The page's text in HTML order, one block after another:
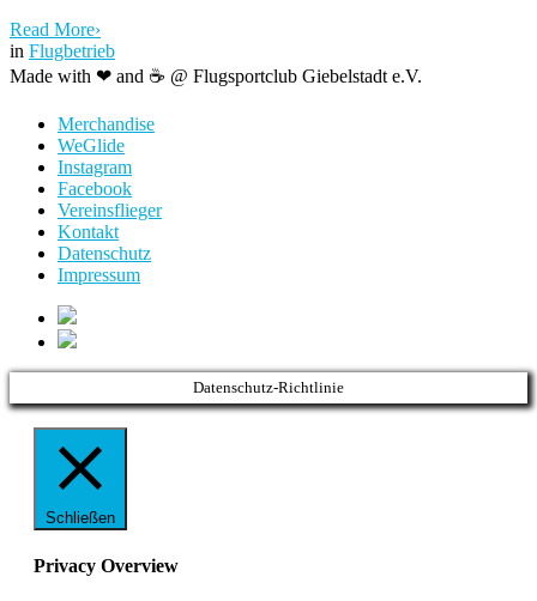
Read More›
in Flugbetrieb
Made with ❤ and ☕️ @ Flugsportclub Giebelstadt e.V.
Merchandise
WeGlide
Instagram
Facebook
Vereinsflieger
Kontakt
Datenschutz
Impressum
Datenschutz-Richtlinie
Schließen
Privacy Overview